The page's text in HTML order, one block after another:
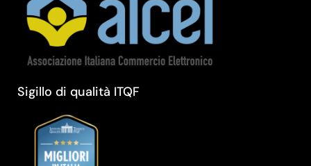
Sigillo di qualità ITQF